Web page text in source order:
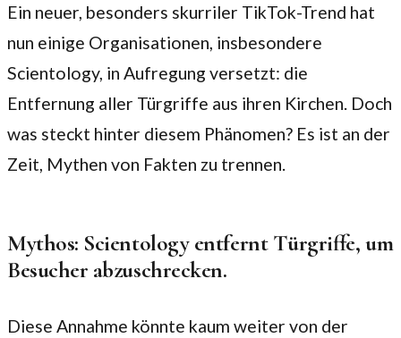
Ein neuer, besonders skurriler TikTok-Trend hat
nun einige Organisationen, insbesondere
Scientology, in Aufregung versetzt: die
Entfernung aller Türgriffe aus ihren Kirchen. Doch
was steckt hinter diesem Phänomen? Es ist an der
Zeit, Mythen von Fakten zu trennen.
Mythos: Scientology entfernt Türgriffe, um
Besucher abzuschrecken.
Diese Annahme könnte kaum weiter von der